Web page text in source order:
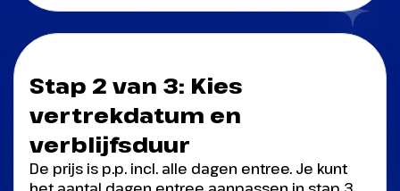
Stap 2 van 3: Kies
vertrekdatum en
verblijfsduur
De prijs is p.p. incl. alle dagen entree. Je kunt